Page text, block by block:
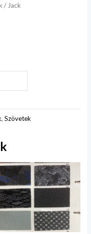
/ Jack
,Szövetek